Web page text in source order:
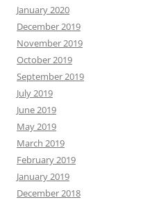
January 2020
December 2019
November 2019
October 2019
September 2019
July 2019
June 2019
May 2019
March 2019
February 2019
January 2019
December 2018